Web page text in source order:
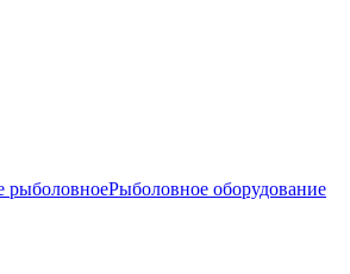
рыболовноеРыболовное оборудование